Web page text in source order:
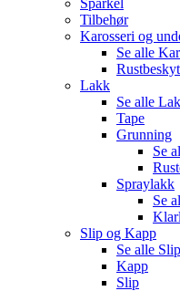
Tilbehør
Karosseri og
Se alle
Lakk
Se alle
Tape
Grunning
Se
Spraylakk
Se
Slip og Kapp
Se alle
Kapp
Slip